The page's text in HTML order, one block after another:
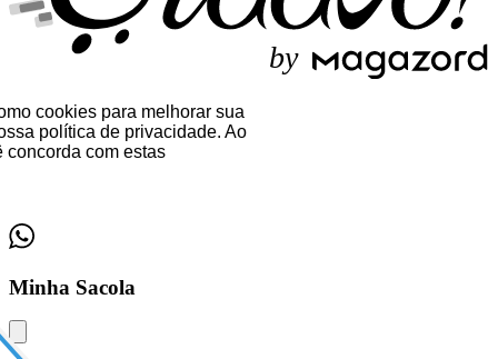
by
cookies para melhorar sua
política de privacidade. Ao
concorda com estas
Minha Sacola